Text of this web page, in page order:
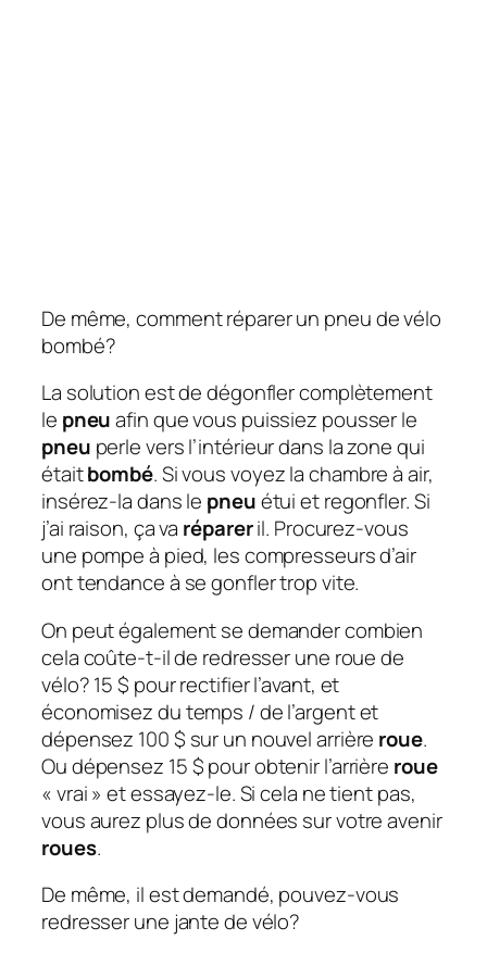
De même, comment réparer un pneu de vélo
bombé?
La solution est de dégonfler complètement
le pneuafin que vous puissiez pousser le
pneu perle vers l’intérieur dans la zone qui
étaitbombé. Si vous voyez la chambre à air,
insérez-la dans le pneuétui et regonfler. Si
j’ai raison, ça va répareril. Procurez-vous
une pompe à pied, les compresseurs d’air
ont tendance à se gonfler trop vite.
On peut également se demander combien
cela coûte-t-il de redresser une roue de
vélo?15 $ pour rectifier l’avant, et
économisez du temps / de l’argent et
dépensez 100 $ sur un nouvel arrière roue.
Ou dépensez 15 $ pour obtenir l’arrière roue
« vrai » et essayez-le. Si cela ne tient pas,
vous aurez plus de données sur votre avenir
roues.
De même, il est demandé, pouvez-vous
redresser une jante de vélo?